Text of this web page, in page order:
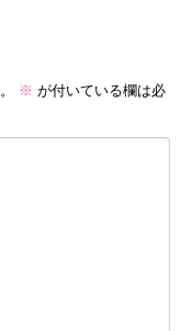
※ が付いている欄は必